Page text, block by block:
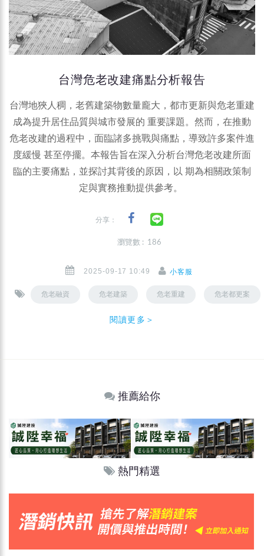
台灣危老改建痛點分析報告
台灣地狹人稠，老舊建築物數量龐大，都市更新與危老重建
成為提升居住品質與城市發展的 重要課題。然而，在推動
危老改建的過程中，面臨諸多挑戰與痛點，導致許多案件進
度緩慢 甚至停擺。本報告旨在深入分析台灣危老改建所面
臨的主要痛點，並探討其背後的原因，以 期為相關政策制
定與實務推動提供參考。
分享：
瀏覽數 : 186
2025-09-17 10:49 小客服
危老融資 危老建築 危老重建 危老都更案
閱讀更多＞
推薦給你
熱門精選